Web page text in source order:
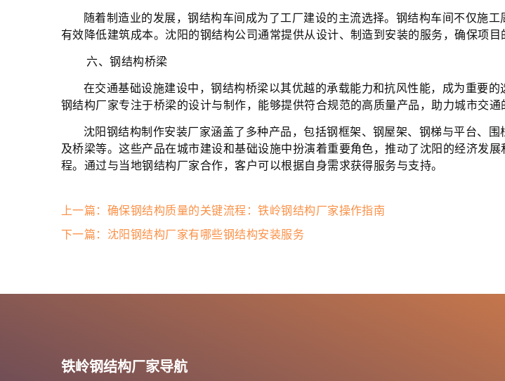
随着制造业的发展，钢结构车间成为了工厂建设的主流选择。钢结构车间不仅施工
有效降低建筑成本。沈阳的钢结构公司通常提供从设计、制造到安装的服务，确保项目
六、钢结构桥梁
在交通基础设施建设中，钢结构桥梁以其优越的承载能力和抗风性能，成为重要的
钢结构厂家专注于桥梁的设计与制作，能够提供符合规范的高质量产品，助力城市交通
沈阳钢结构制作安装厂家涵盖了多种产品，包括钢框架、钢屋架、钢梯与平台、围
及桥梁等。这些产品在城市建设和基础设施中扮演着重要角色，推动了沈阳的经济发展
程。通过与当地钢结构厂家合作，客户可以根据自身需求获得服务与支持。
上一篇：确保钢结构质量的关键流程：铁岭钢结构厂家操作指南
下一篇：沈阳钢结构厂家有哪些钢结构安装服务
铁岭钢结构厂家导航